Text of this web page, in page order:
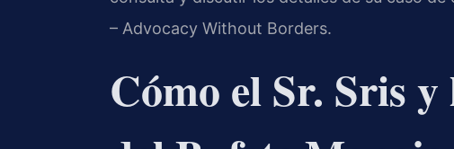
– Advocacy Without Borders.
Cómo el Sr. Sris